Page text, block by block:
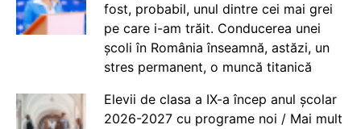
fost, probabil, unul dintre cei mai grei
pe care i-am trăit. Conducerea unei
școli în România înseamnă, astăzi, un
stres permanent, o muncă titanică
Elevii de clasa a IX-a încep anul școlar
2026-2027 cu programe noi / Mai mult